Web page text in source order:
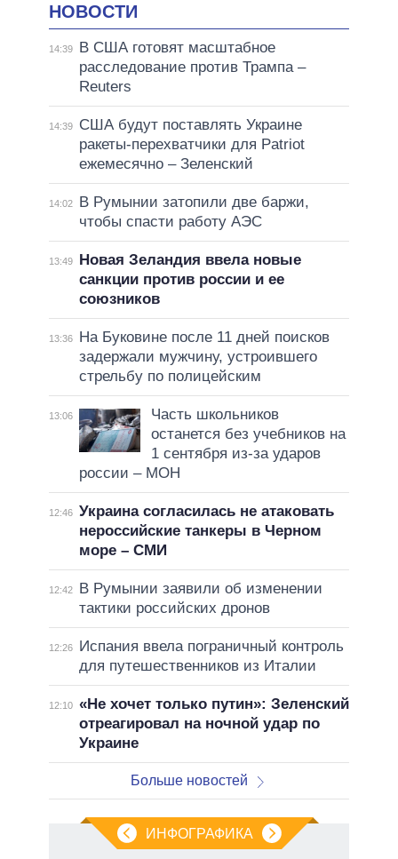
НОВОСТИ
14:39
В США готовят масштабное
расследование против Трампа –
Reuters
14:39
США будут поставлять Украине
ракеты-перехватчики для Patriot
ежемесячно – Зеленский
14:02
В Румынии затопили две баржи,
чтобы спасти работу АЭС
13:49
Новая Зеландия ввела новые
санкции против россии и ее
союзников
13:36
На Буковине после 11 дней поисков
задержали мужчину, устроившего
стрельбу по полицейским
13:06
Часть школьников
останется без учебников на
1 сентября из-за ударов
россии – МОН
12:46 Украина согласилась не атаковать
нероссийские танкеры в Черном
море – СМИ
12:42
В Румынии заявили об изменении
тактики российских дронов
12:26
Испания ввела пограничный контроль
для путешественников из Италии
12:10 «Не хочет только путин»: Зеленский
отреагировал на ночной удар по
Украине
Больше новостей
ИНФОГРАФИКА